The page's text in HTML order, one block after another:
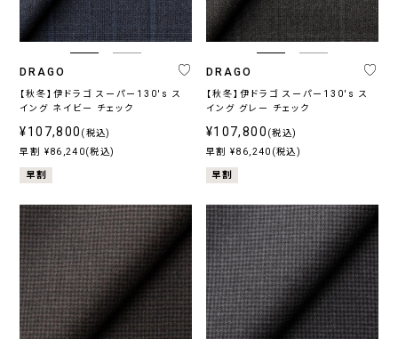
DRAGO
【秋冬】伊ドラゴ スーパー130's ス
イング ネイビー チェック
¥107,800 (税込)
早割 ¥86,240(税込)
早割
DRAGO
【秋冬】伊ドラゴ スーパー130's ス
イング グレー チェック
¥107,800 (税込)
早割 ¥86,240(税込)
早割